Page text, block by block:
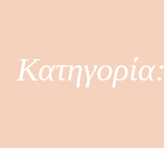
Κατηγορία: